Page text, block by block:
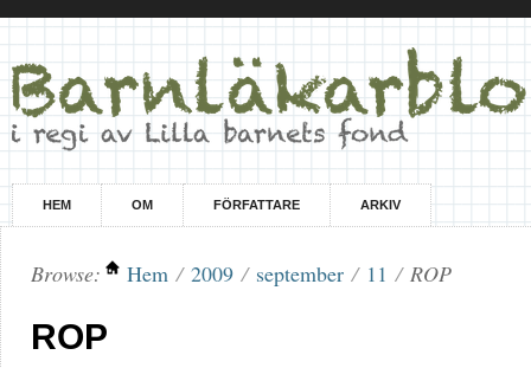
HEM OM FÖRFATTARE ARKIV
Browse: Hem / 2009 / september / 11 / ROP
ROP